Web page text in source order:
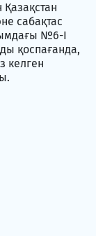
сабақтас
№6-I
қоспағанда,
келген